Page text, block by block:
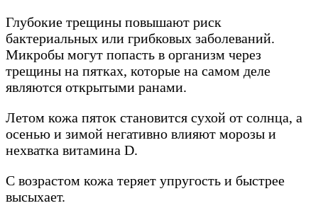
Глубокие трещины повышают риск
бактериальных или грибковых заболеваний.
Микробы могут попасть в организм через
трещины на пятках, которые на самом деле
являются открытыми ранами.
Летом кожа пяток становится сухой от солнца, а
осенью и зимой негативно влияют морозы и
нехватка витамина D.
С возрастом кожа теряет упругость и быстрее
высыхает.